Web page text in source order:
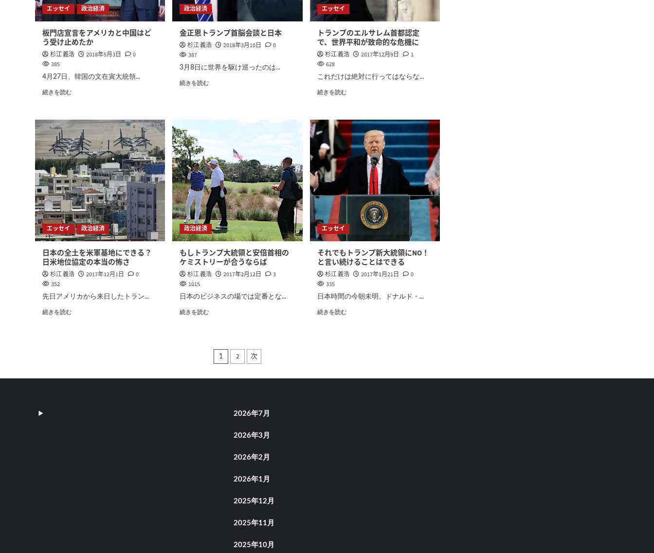
エッセイ 政治経済
板門店宣言をアメリカと中国はど
う受け止めたか
杉江 義浩 2018年5月3日
0
385
4月27日、韓国の文在寅大統領...
続きを読む
政治経済
金正恩トランプ首脳会談と日本
杉江 義浩 2018年3月10日
0
387
3月8日に世界を駆け巡ったのは...
続きを読む
エッセイ
トランプのエルサレム首都認定
で、世界平和が致命的な危機に
杉江 義浩 2017年12月9日
1
628
これだけは絶対に行ってはならな...
続きを読む
エッセイ 政治経済
日本の全土を米軍基地にできる？
日米地位協定の本当の怖さ
杉江 義浩 2017年12月1日
0
352
先日アメリカから来日したトラン...
続きを読む
政治経済
もしトランプ大統領と安倍首相の
ケミストリーが合うならば
杉江 義浩 2017年2月12日
3
1015
日本のビジネスの場では定番とな...
続きを読む
エッセイ
それでもトランプ新大統領にNO！
と言い続けることはできる
杉江 義浩 2017年1月21日
0
335
日本時間の今朝未明、ドナルド・...
続きを読む
投
稿
1 2 次
2026年7月
2026年3月
2026年2月
2026年1月
2025年12月
2025年11月
2025年10月